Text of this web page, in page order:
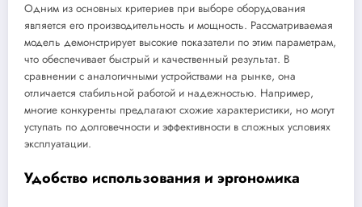
Одним из основных критериев при выборе оборудования
является его производительность и мощность. Рассматриваемая
модель демонстрирует высокие показатели по этим параметрам,
что обеспечивает быстрый и качественный результат. В
сравнении с аналогичными устройствами на рынке, она
отличается стабильной работой и надежностью. Например,
многие конкуренты предлагают схожие характеристики, но могут
уступать по долговечности и эффективности в сложных условиях
эксплуатации.
Удобство использования и эргономика